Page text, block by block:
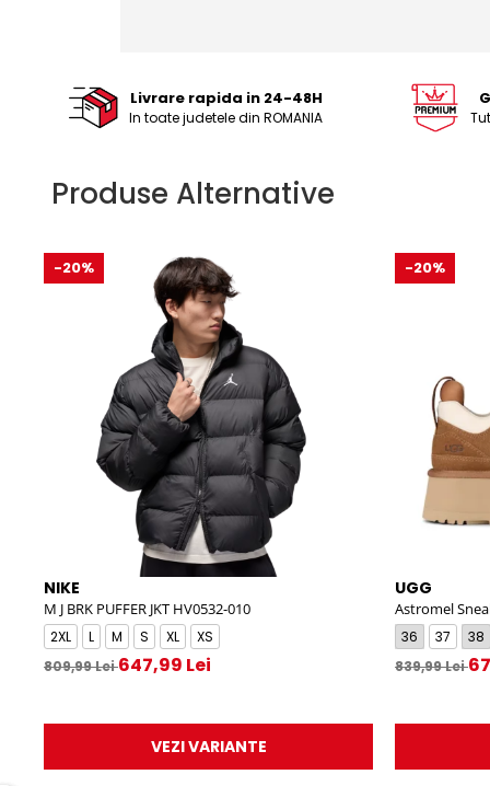
Livrare rapida in 24-48H
In toate judetele din ROMANIA
Produse Alternative
-20%
NIKE
M J BRK PUFFER JKT HV0532-010
2XL L M S XL
XS
809,99 Lei647,99 Lei
VEZI VARIANTE
-20%
UGG
Astromel
CHE
36 37 38
839,99 Lei